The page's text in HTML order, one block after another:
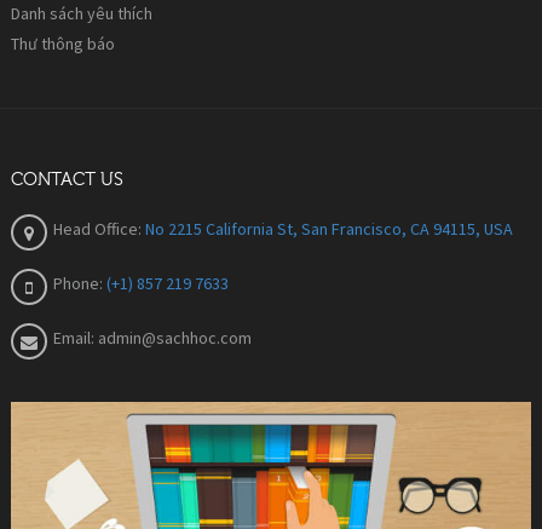
Danh sách yêu thích
Thư thông báo
CONTACT US
Head Office: No 2215 California St, San Francisco, CA 94115, USA
Phone: (+1) 857 219 7633
Email: admin@sachhoc.com